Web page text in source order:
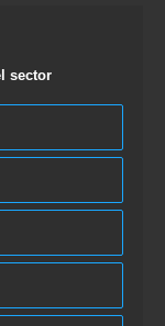
sector